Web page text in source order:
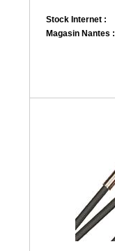
Stock Internet :
Magasin Nantes :